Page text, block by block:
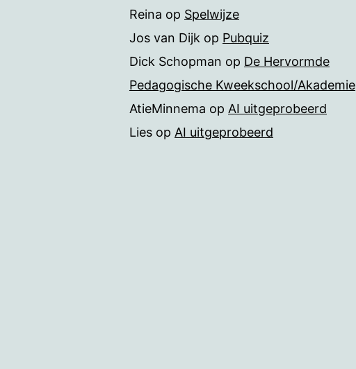
Reina op Spelwijze
Jos van Dijk op Pubquiz
Dick Schopman op De Hervormde
Pedagogische Kweekschool/Akademie
AtieMinnema op AI uitgeprobeerd
Lies op AI uitgeprobeerd